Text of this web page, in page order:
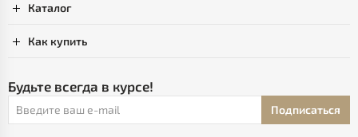
Каталог
Как купить
Будьте всегда в курсе!
Подписаться